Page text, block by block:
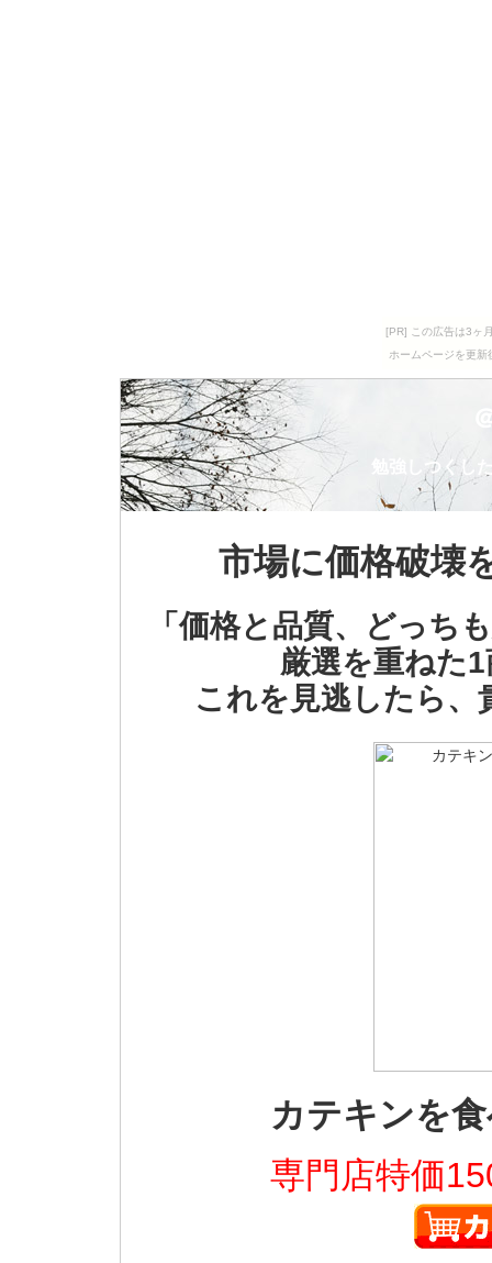
[PR] この広告は3ヶ
ホームページを更
勉強しつくし
市場に価格破壊
「価格と品質、どっち
厳選を重ねた
これを見逃したら、
カテキンを
専門店特価